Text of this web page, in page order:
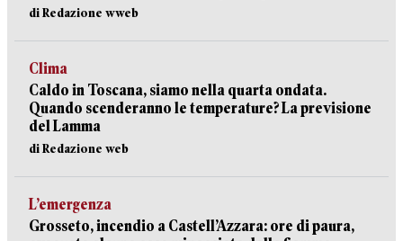
di Redazione wweb
Clima
Caldo in Toscana, siamo nella quarta ondata.
Quando scenderanno le temperature? La previsione
del Lamma
di Redazione web
L’emergenza
Grosseto, incendio a Castell’Azzara: ore di paura,